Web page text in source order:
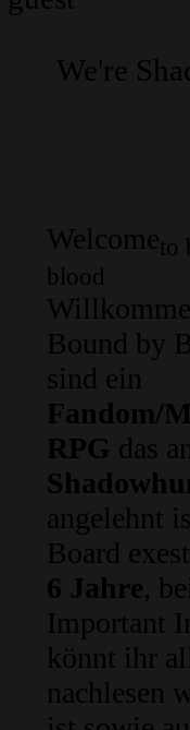
We're
Welcometo
blood
Bound by
sind ein
Fandom/
RPG das
angelehnt
Board
6 Jahre,
Important
könnt ihr
nachlesen